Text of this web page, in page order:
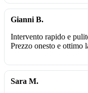
Gianni B.
Intervento rapido e
Prezzo onesto e ottimo
Sara M.